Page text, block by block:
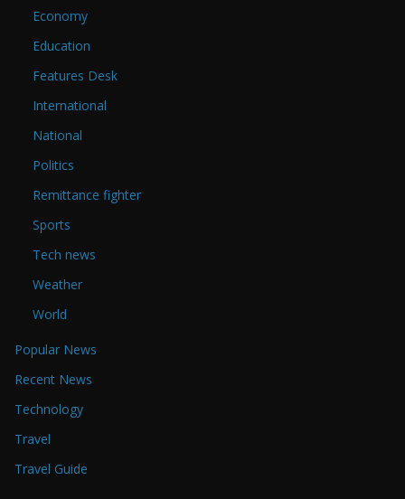
Economy
Education
Features Desk
International
National
Politics
Remittance fighter
Sports
Tech news
Weather
World
Popular News
Recent News
Technology
Travel
Travel Guide